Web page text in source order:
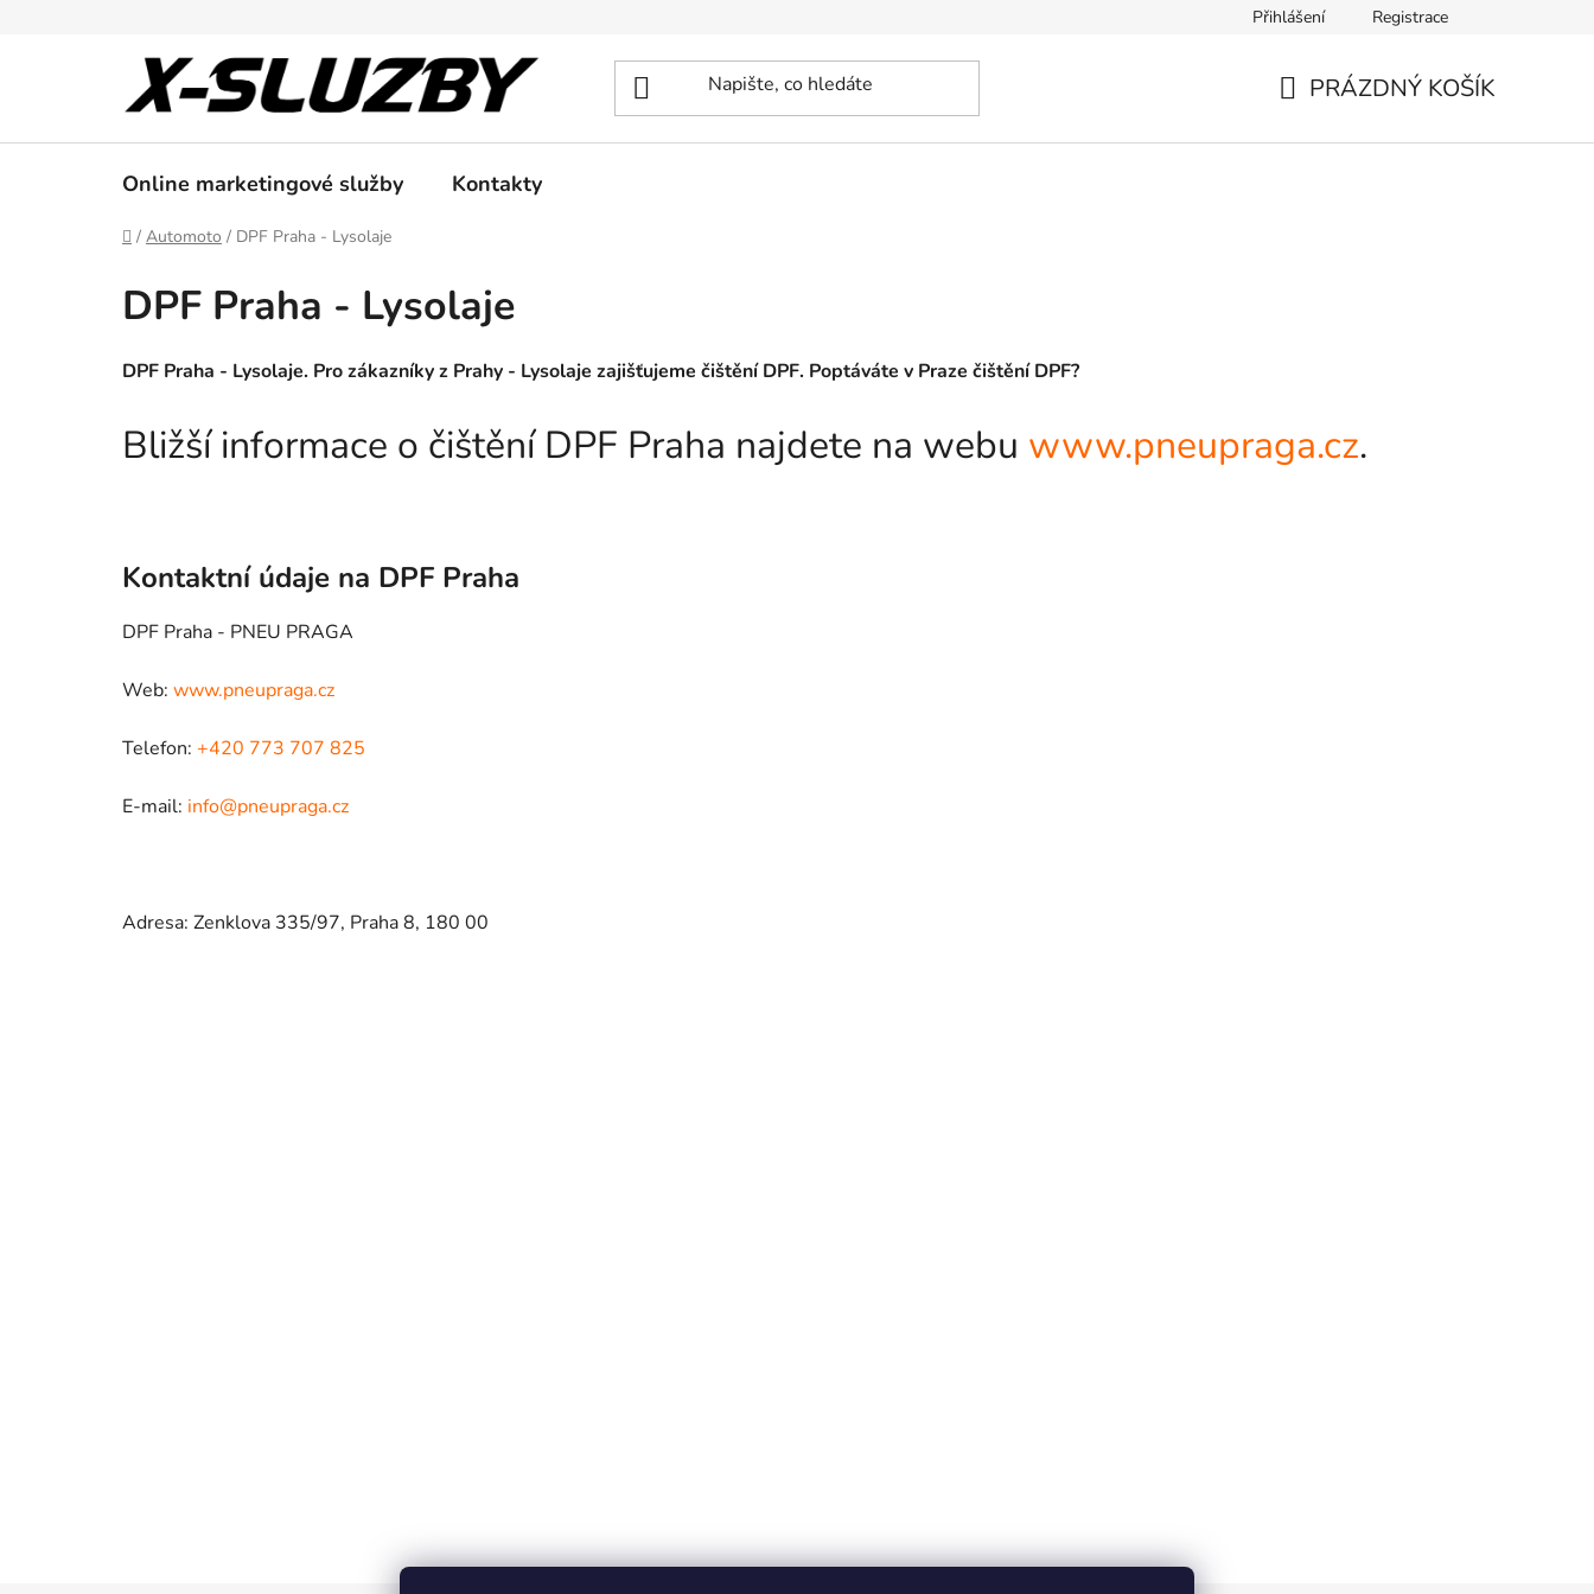
Přihlášení Registrace
PRÁZDNÝ KOŠÍK
Online marketingové služby Kontakty
Domů
/ Automoto / DPF Praha - Lysolaje
DPF Praha - Lysolaje
DPF Praha - Lysolaje. Pro zákazníky z Prahy - Lysolaje zajišťujeme čištění DPF. Poptáváte v Praze čištění DPF?
Bližší informace o čištění DPF Praha najdete na webu www.pneupraga.cz.
Kontaktní údaje na DPF Praha
DPF Praha - PNEU PRAGA
Web: www.pneupraga.cz
Telefon: +420 773 707 825
E-mail: info@pneupraga.cz
Adresa: Zenklova 335/97, Praha 8, 180 00